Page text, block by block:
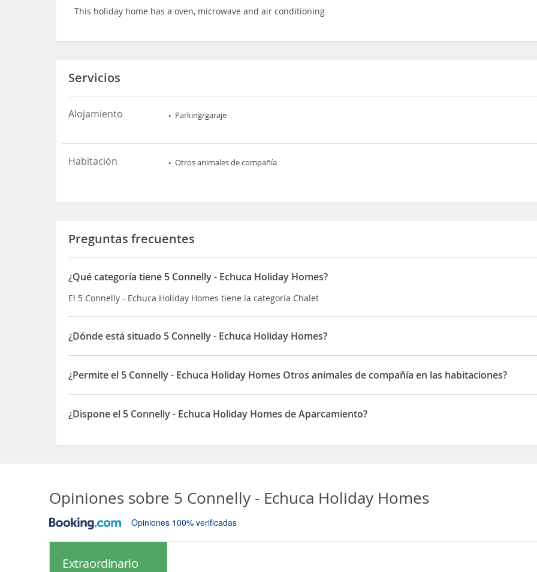
This holiday home has a oven, microwave and air conditioning
Servicios
Alojamiento Parking/garaje
Habitación Otros animales de compañía
Preguntas frecuentes
¿Qué categoría tiene 5 Connelly - Echuca Holiday Homes?
El 5 Connelly - Echuca Holiday Homes tiene la categoría Chalet
¿Dónde está situado 5 Connelly - Echuca Holiday Homes?
El 5 Connelly - Echuca Holiday Homes está situado en 5 Connelly Street
¿Permite el 5 Connelly - Echuca Holiday Homes Otros animales de compañía en las habitaciones?
Sí, el 5 Connelly - Echuca Holiday Homes permite Otros animales de compañía en las habitaciones
¿Dispone el 5 Connelly - Echuca Holiday Homes de Aparcamiento?
Opiniones sobre 5 Connelly - Echuca Holiday Homes
Opiniones 100% verificadas
Extraordinario